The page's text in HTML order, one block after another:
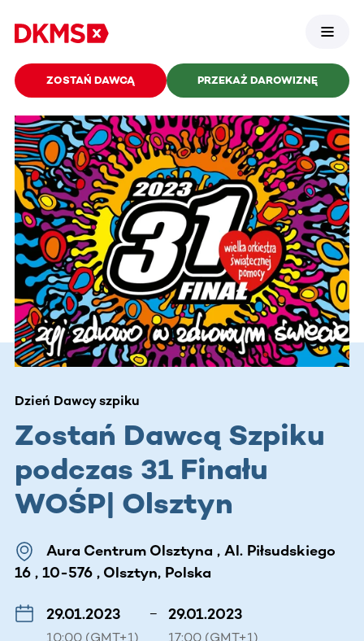
ZOSTAŃ DAWCĄ PRZEKAŻ DAROWIZNĘ
Dzień Dawcy szpiku
Zostań Dawcą Szpiku
podczas 31 Finału
WOŚP| Olsztyn
Aura Centrum Olsztyna , Al. Piłsudskiego
16 , 10-576 , Olsztyn, Polska
29.01.2023
10:00 (GMT+1)
– 29.01.2023
17:00 (GMT+1)